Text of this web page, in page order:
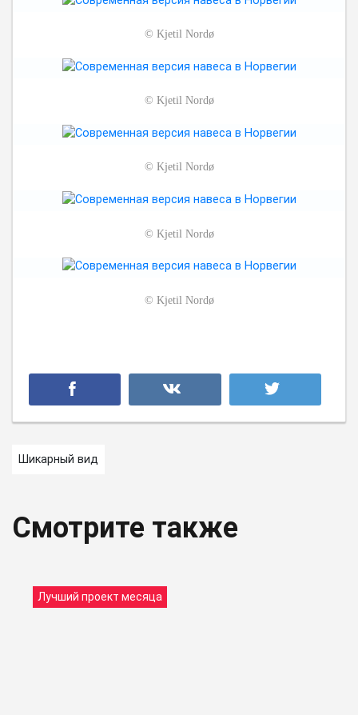
© Kjetil Nordø
© Kjetil Nordø
© Kjetil Nordø
© Kjetil Nordø
© Kjetil Nordø
Шикарный вид
Смотрите также
Лучший проект месяца